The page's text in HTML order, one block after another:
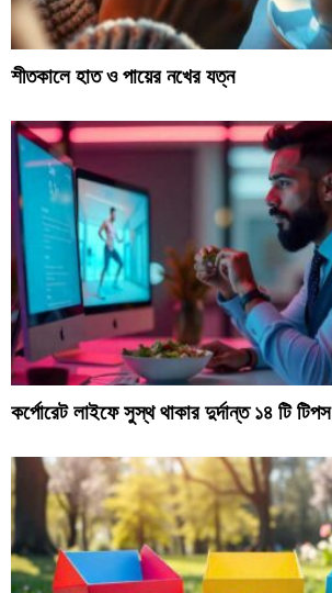
শীতকালে হাত ও পায়ের নখের যত্ন
কর্পোরেট লাইফে সুস্থ থাকার দুর্দান্ত ১৪ টি টিপস